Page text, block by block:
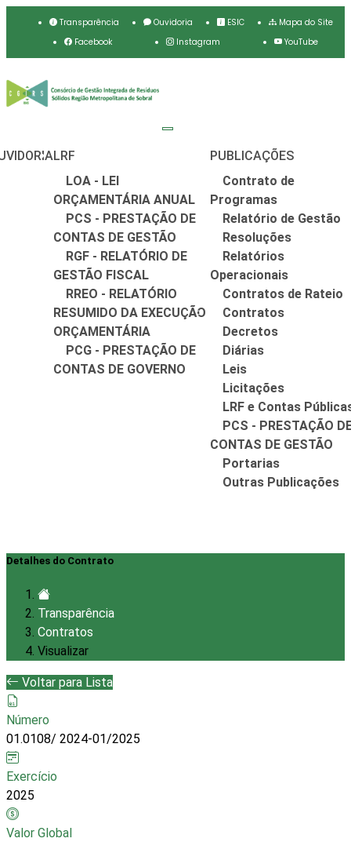
Transparência Ouvidoria ESIC
Mapa do Site
Facebook
Instagram YouTube
LRF
LOA - LEI
ORÇAMENTÁRIA ANUAL
PCS - PRESTAÇÃO DE
CONTAS DE GESTÃO
RGF - RELATÓRIO DE
GESTÃO FISCAL
RREO - RELATÓRIO
RESUMIDO DA EXECUÇÃO
ORÇAMENTÁRIA
PCG - PRESTAÇÃO DE
CONTAS DE GOVERNO
PUBLICAÇÕES
Contrato de
Programas
Relatório de Gestão
Resoluções
Relatórios
Operacionais
Contratos de Rateio
Contratos
Decretos
Diárias
Leis
Licitações
LRF e Contas
PCS - PRESTAÇÃO
CONTAS DE GESTÃO
Portarias
Outras Publicações
Detalhes do Contrato
Transparência
Contratos
Visualizar
Voltar para Lista
Número
01.0108/ 2024-01/2025
Exercício
2025
Valor Global